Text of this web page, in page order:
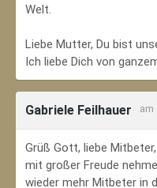
Welt.
Liebe Mutter, Du bist
Ich liebe Dich von
Gabriele Feilhauer am
Grüß Gott, liebe Mitbeter,
mit großer Freude
wieder mehr Mitbeter in